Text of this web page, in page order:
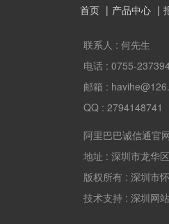
首页 产品中心
联系人 : 何先生
电话 : 0755-
邮箱 :
QQ : 2794148741
阿里巴巴诚信通官
地址 : 深圳市龙华
版权所有 : 深圳市
技术支持 : 深圳网